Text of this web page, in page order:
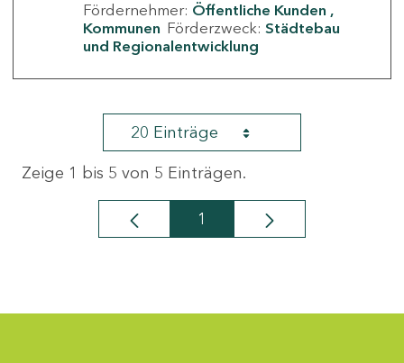
Fördernehmer: Öffentliche Kunden
Kommunen Förderzweck: Städtebau
und Regionalentwicklung
20 Einträge
Zeige 1 bis 5 von 5 Einträgen.
Seite
1